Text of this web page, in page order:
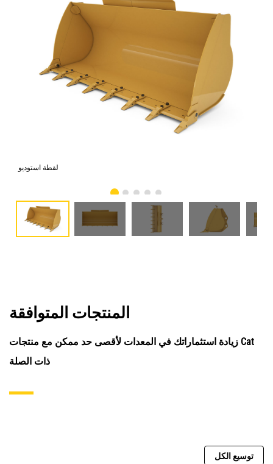
لقطة استوديو
المنتجات المتوافقة
زيادة استثماراتك في المعدات لأقصى حد ممكن مع منتجات Cat
ذات الصلة
توسيع الكل